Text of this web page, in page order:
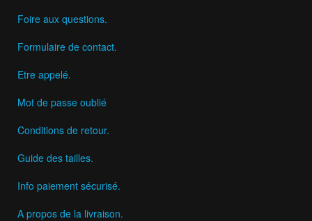
Foire aux questions.
Formulaire de contact.
Etre appelé.
Mot de passe oublié
Conditions de retour.
Guide des tailles.
Info paiement sécurisé.
A propos de la livraison.